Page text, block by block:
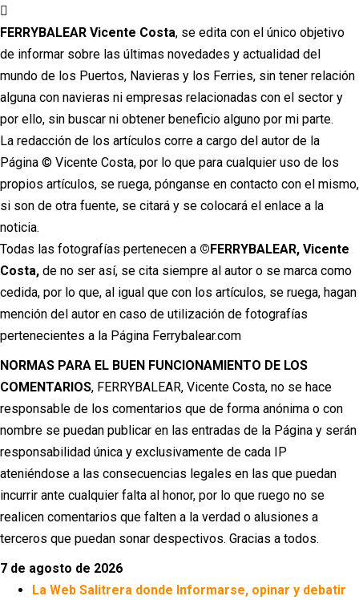
Ir
al
contenido
FERRYBALEAR Vicente Costa, se edita con el único objetivo
de informar sobre las últimas novedades y actualidad del
mundo de los Puertos, Navieras y los Ferries, sin tener relación
alguna con navieras ni empresas relacionadas con el sector y
por ello, sin buscar ni obtener beneficio alguno por mi parte.
La redacción de los artículos corre a cargo del autor de la
Página © Vicente Costa, por lo que para cualquier uso de los
propios artículos, se ruega, pónganse en contacto con el mismo,
si son de otra fuente, se citará y se colocará el enlace a la
noticia.
Todas las fotografías pertenecen a ©FERRYBALEAR, Vicente
Costa, de no ser así, se cita siempre al autor o se marca como
cedida, por lo que, al igual que con los artículos, se ruega, hagan
mención del autor en caso de utilización de fotografías
pertenecientes a la Página Ferrybalear.com
NORMAS PARA EL BUEN FUNCIONAMIENTO DE LOS
COMENTARIOS, FERRYBALEAR, Vicente Costa, no se hace
responsable de los comentarios que de forma anónima o con
nombre se puedan publicar en las entradas de la Página y serán
responsabilidad única y exclusivamente de cada IP
ateniéndose a las consecuencias legales en las que puedan
incurrir ante cualquier falta al honor, por lo que ruego no se
realicen comentarios que falten a la verdad o alusiones a
terceros que puedan sonar despectivos. Gracias a todos.
7 de agosto de 2026
La Web Salitrera donde Informarse, opinar y debatir